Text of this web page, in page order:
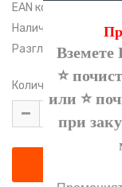
EAN код:
Наличност:
В
Разгледан:
Количество:
⭐
или ⭐
при